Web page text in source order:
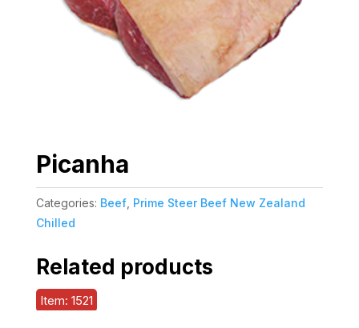
Picanha
Categories: Beef, Prime Steer Beef New Zealand
Chilled
Related products
Item: 1521